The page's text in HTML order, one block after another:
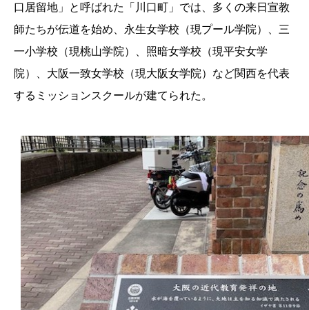
口居留地」と呼ばれた「川口町」では、多くの来日宣教
師たちが伝道を始め、永生女学校（現プール学院）、三
一小学校（現桃山学院）、照暗女学校（現平安女学
院）、大阪一致女学校（現大阪女学院）など関西を代表
するミッションスクールが建てられた。